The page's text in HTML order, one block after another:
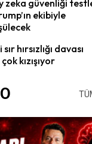
zeka güvenliği
ekibiyle
hırsızlığı davası
kızışıyor